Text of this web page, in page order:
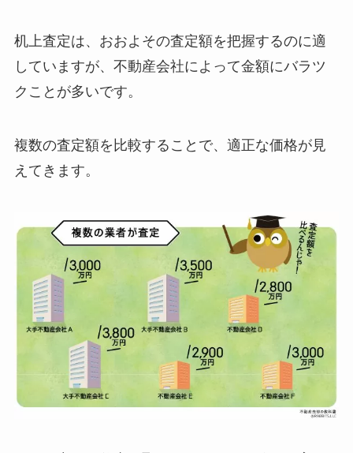
机上査定は、おおよその査定額を把握するのに適
していますが、不動産会社によって金額にバラツ
クことが多いです。
複数の査定額を比較することで、適正な価格が見
えてきます。